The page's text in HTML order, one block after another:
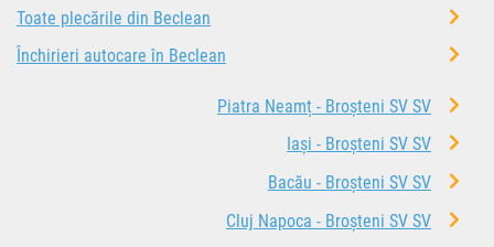
Toate plecările din Beclean
Închirieri autocare în Beclean
Piatra Neamț - Broșteni SV SV
Iași - Broșteni SV SV
Bacău - Broșteni SV SV
Cluj Napoca - Broșteni SV SV